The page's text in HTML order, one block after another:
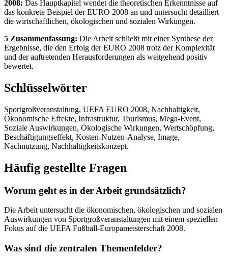
2008: Das Hauptkapitel wendet die theoretischen Erkenntnisse auf
das konkrete Beispiel der EURO 2008 an und untersucht detailliert
die wirtschaftlichen, ökologischen und sozialen Wirkungen.
5 Zusammenfassung: Die Arbeit schließt mit einer Synthese der
Ergebnisse, die den Erfolg der EURO 2008 trotz der Komplexität
und der auftretenden Herausforderungen als weitgehend positiv
bewertet.
Schlüsselwörter
Sportgroßveranstaltung, UEFA EURO 2008, Nachhaltigkeit,
Ökonomische Effekte, Infrastruktur, Tourismus, Mega-Event,
Soziale Auswirkungen, Ökologische Wirkungen, Wertschöpfung,
Beschäftigungseffekt, Kosten-Nutzen-Analyse, Image,
Nachnutzung, Nachhaltigkeitskonzept.
Häufig gestellte Fragen
Worum geht es in der Arbeit grundsätzlich?
Die Arbeit untersucht die ökonomischen, ökologischen und sozialen
Auswirkungen von Sportgroßveranstaltungen mit einem speziellen
Fokus auf die UEFA Fußball-Europameisterschaft 2008.
Was sind die zentralen Themenfelder?